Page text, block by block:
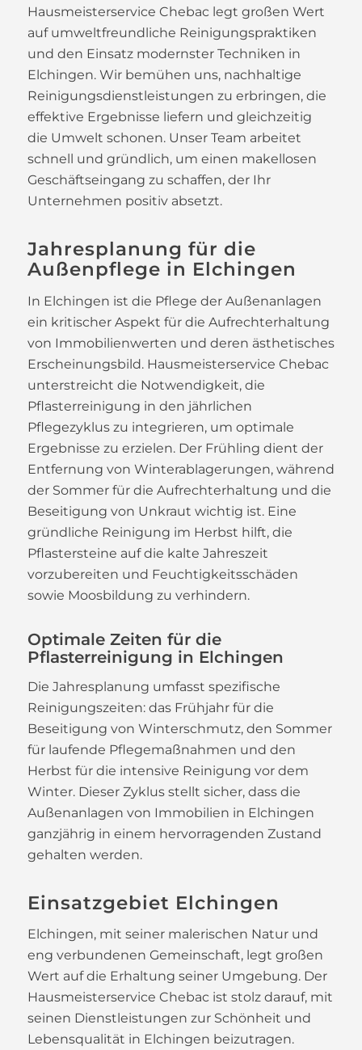
Hausmeisterservice Chebac legt großen Wert
auf umweltfreundliche Reinigungspraktiken
und den Einsatz modernster Techniken in
Elchingen. Wir bemühen uns, nachhaltige
Reinigungsdienstleistungen zu erbringen, die
effektive Ergebnisse liefern und gleichzeitig
die Umwelt schonen. Unser Team arbeitet
schnell und gründlich, um einen makellosen
Geschäftseingang zu schaffen, der Ihr
Unternehmen positiv absetzt.
Jahresplanung für die
Außenpflege in Elchingen
In Elchingen ist die Pflege der Außenanlagen
ein kritischer Aspekt für die Aufrechterhaltung
von Immobilienwerten und deren ästhetisches
Erscheinungsbild. Hausmeisterservice Chebac
unterstreicht die Notwendigkeit, die
Pflasterreinigung in den jährlichen
Pflegezyklus zu integrieren, um optimale
Ergebnisse zu erzielen. Der Frühling dient der
Entfernung von Winterablagerungen, während
der Sommer für die Aufrechterhaltung und die
Beseitigung von Unkraut wichtig ist. Eine
gründliche Reinigung im Herbst hilft, die
Pflastersteine auf die kalte Jahreszeit
vorzubereiten und Feuchtigkeitsschäden
sowie Moosbildung zu verhindern.
Optimale Zeiten für die
Pflasterreinigung in Elchingen
Die Jahresplanung umfasst spezifische
Reinigungszeiten: das Frühjahr für die
Beseitigung von Winterschmutz, den Sommer
für laufende Pflegemaßnahmen und den
Herbst für die intensive Reinigung vor dem
Winter. Dieser Zyklus stellt sicher, dass die
Außenanlagen von Immobilien in Elchingen
ganzjährig in einem hervorragenden Zustand
gehalten werden.
Einsatzgebiet Elchingen
Elchingen, mit seiner malerischen Natur und
eng verbundenen Gemeinschaft, legt großen
Wert auf die Erhaltung seiner Umgebung. Der
Hausmeisterservice Chebac ist stolz darauf, mit
seinen Dienstleistungen zur Schönheit und
Lebensqualität in Elchingen beizutragen.